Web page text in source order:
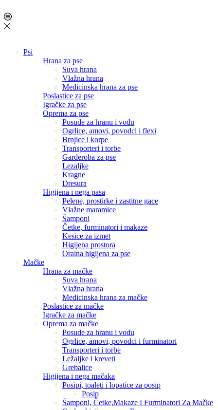
Psi
Hrana za pse
Suva hrana
Vlažna hrana
Medicinska hrana za pse
Poslastice za pse
Igračke za pse
Oprema za pse
Posude za hranu i vodu
Ogrlice, amovi, povodci i flexi
Brnjice i korpe
Transporteri i torbe
Garderoba za pse
Lezaljke
Kragne
Dresura
Higijena i nega pasa
Pelene, prostirke i zastitne gace
Vlažne maramice
Šamponi
Četke, furminatori i makaze
Kesice za izmet
Higijena prostora
Oralna higijena za pse
Mačke
Hrana za mačke
Suva hrana
Vlažna hrana
Medicinska hrana za mačke
Poslastice za mačke
Igračke za mačke
Oprema za mačke
Posude za hranu i vodu
Ogrlice, amovi, povodci i furminatori
Transporteri i torbe
Ležaljke i kreveti
Grebalice
Higijena i nega mačaka
Posipi, toaleti i lopatice za posip
Posip
Šamponi, Četke,Makaze I Furminatori Za Mačke